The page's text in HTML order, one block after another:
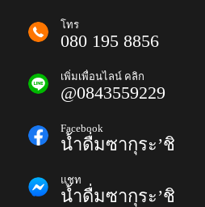
โทร
080 195 8856
เพิ่มเพื่อนไลน์ คลิก
@0843559229
Facebook
น้ำดื่มซากุระ’ชิ
แชท
น้ำดื่มซากุระ’ชิ